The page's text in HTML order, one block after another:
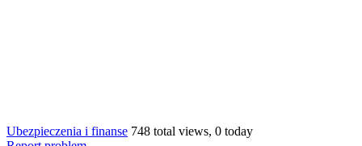
Ubezpieczenia i finanse 748 total views, 0 today